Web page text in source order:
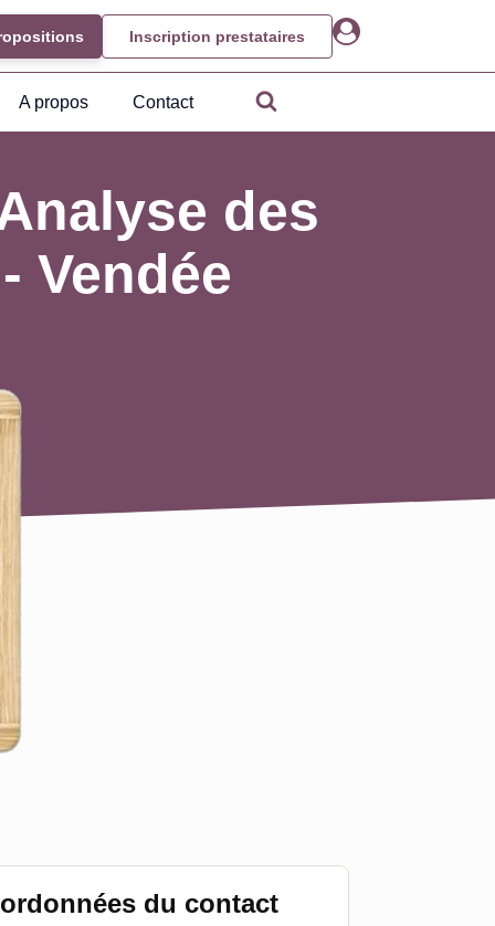
Inscription prestataires
A propos Contact
des
Vendée
du contact